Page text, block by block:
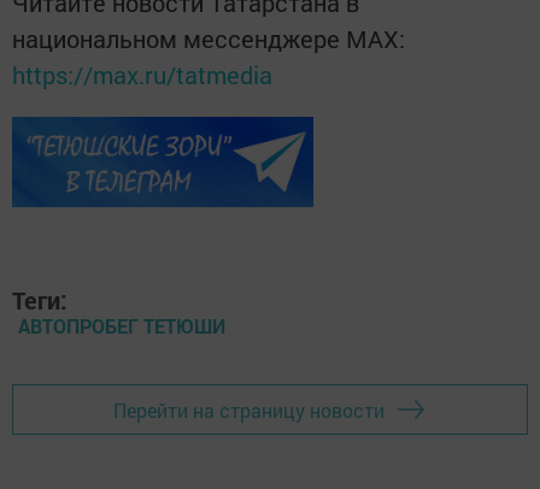
национальном мессенджере MАХ:
https://max.ru/tatmedia
Теги:
АВТОПРОБЕГ ТЕТЮШИ
Перейти на страницу новости